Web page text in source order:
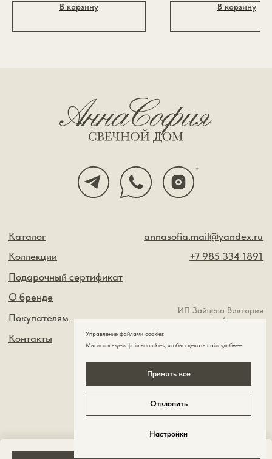
В корзину В корзину
Управление файлами cookies
Мы используем файлы cookies , чтобы сделать сайт удобнее.
Принять все
Отклонить
Настройки